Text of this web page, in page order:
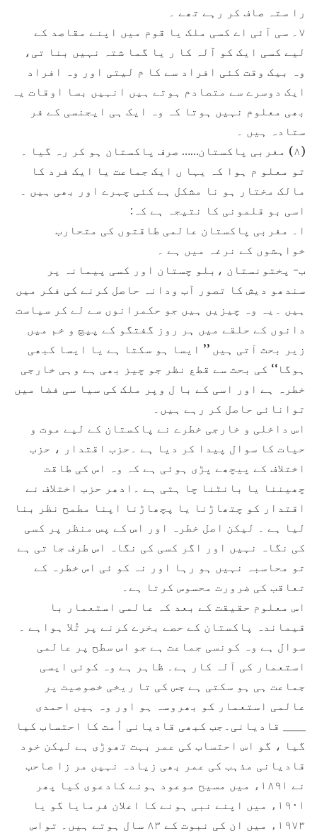
را ستہ صاف کر رہے تھے ۔
۷۔ سی آئی اے کسی ملک یا قوم میں اپنے مقاصد کے
لیے کسی ایک کو آلہ کا ر یا گما شتہ نہیں بنا تی،
وہ بیک وقت کئی افراد سے کا م لیتی اور وہ افراد
ایک دوسرے سے متصادم ہوتے ہیں انہیں بسا اوقات یہ
بھی معلوم نہیں ہوتا کہ وہ ایک ہی ایجنسی کے فر
ستادہ ہیں ۔
(۸) مغربی پاکستان…… صرف پاکستان ہو کر رہ گیا ۔
تو معلو م ہوا کہ یہا ں ایک جماعت یا ایک فرد کا
مالک مختار ہو نا مشکل ہے کئی چہرے اور بھی ہیں ۔
اسی بو قلمونی کا نتیجہ ہے کہ:
ا۔ مغربی پاکستان عالمی طاقتوں کی متحارب
خواہشوں کے نرغہ میں ہے ۔
ب- پختونستان ،بلو چستان اور کسی پیمانہ پر
سندھو دیش کا تصور آب ودانہ حاصل کرنے کی فکر میں
ہیں ۔یہ وہ چیزیں ہیں جو حکمرانوں سے لے کر سیاست
دانوں کے حلقے میں ہر روز گفتگو کے پیچ و خم میں
زیر بحث آتی ہیں ’’ ایسا ہو سکتا ہے یا ایسا کبھی
ہوگا‘‘ کی بحث سے قطع نظر جو چیز بھی ہے وہی خارجی
خطرہ ہے اور اسی کے با ل وپر ملک کی سیا سی فضا میں
توانائی حاصل کر رہے ہیں۔
اس داخلی و خارجی خطرے نے پاکستان کے لیے موت و
حیات کا سوال پیدا کر دیا ہے ۔حزب اقتدار ، حزب
اختلاف کے پیچھے پڑی ہوئی ہے کہ وہ اس کی طاقت
چھیننا یا بانٹنا چا ہتی ہے ۔ادھر حزب اختلاف نے
اقتدار کو چتھاڑنا یا پچھاڑنا اپنا مطمح نظر بنا
لیا ہے ۔ لیکن اصل خطرہ اور اس کے پس منظر پر کسی
کی نگاہ نہیں اور اگر کسی کی نگاہ اس طرف جا تی ہے
تو محاسبہ نہیں ہو رہا اور نہ کو ئی اس خطرہ کے
تعاقب کی ضرورت محسوس کرتا ہے۔
اس معلوم حقیقت کے بعد کہ عالمی استعمار با
قیماندہ پاکستان کے حصے بخرے کرنے پر تُلا ہواہے ۔
سوال ہے وہ کونسی جماعت ہے جو اس سطح پر عالمی
استعمار کی آلہ کار ہے۔ ظاہر ہے وہ کوئی ایسی
جماعت ہی ہو سکتی ہے جس کی تا ریخی خصوصیت پر
عالمی استعمار کو بھروسہ ہو اور وہ ہیں احمدی
____ قادیانی۔جب کبھی قادیانی اُمت کا احتساب کیا
گیا ، گو اس احتساب کی عمر بہت تھوڑی ہے لیکن خود
قادیانی مذہب کی عمر بھی زیادہ نہیں مر زا صاحب
نے ۱۸۹۱ء میں مسیح موعود ہونے کادعوی کیا پھر
۱۹۰۱ء میں اپنے نبی ہونے کا اعلان فرمایا گو یا
۱۹۷۳ء میں ان کی نبوت کے ۸۳ سال ہوتے ہیں۔ تواس